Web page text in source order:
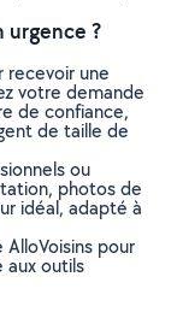
urgence ?
recevoir une
votre demande
de confiance,
de taille de
ou
photos de
idéal, adapté à
pour
aux outils